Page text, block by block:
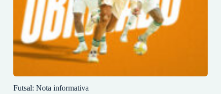
Futsal: Nota informativa